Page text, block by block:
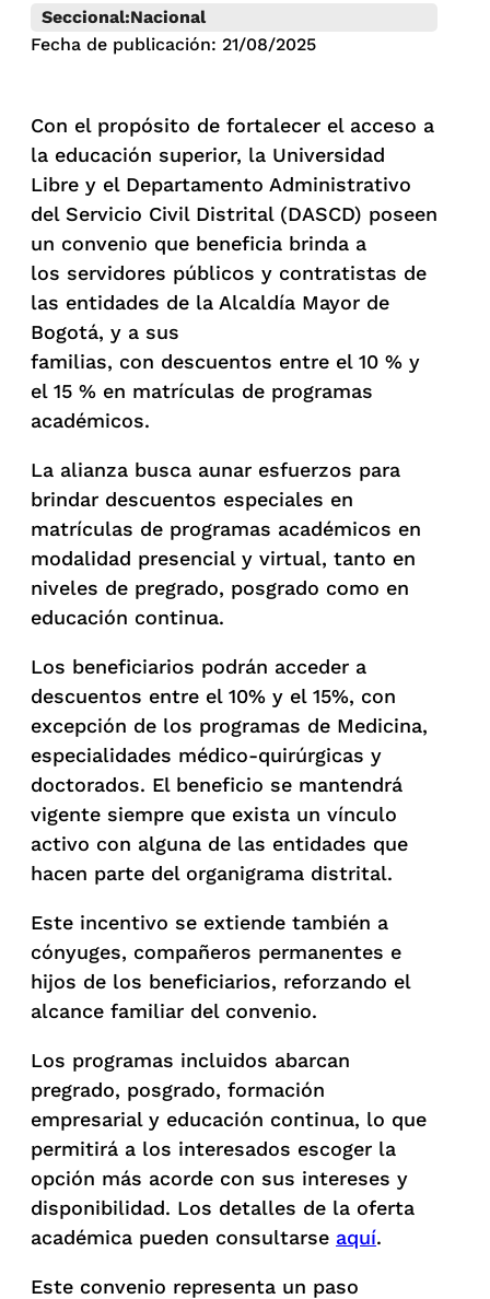
Seccional:Nacional
Fecha de publicación: 21/08/2025
Con el propósito de fortalecer el acceso a
la educación superior, la Universidad
Libre y el Departamento Administrativo
del Servicio Civil Distrital (DASCD) poseen
un convenio que beneficia brinda a
los servidores públicos y contratistas de
las entidades de la Alcaldía Mayor de
Bogotá, y a sus
familias, con descuentos entre el 10 % y
el 15 % en matrículas de programas
académicos.
La alianza busca aunar esfuerzos para
brindar descuentos especiales en
matrículas de programas académicos en
modalidad presencial y virtual, tanto en
niveles de pregrado, posgrado como en
educación continua.
Los beneficiarios podrán acceder a
descuentos entre el 10% y el 15%, con
excepción de los programas de Medicina,
especialidades médico-quirúrgicas y
doctorados. El beneficio se mantendrá
vigente siempre que exista un vínculo
activo con alguna de las entidades que
hacen parte del organigrama distrital.
Este incentivo se extiende también a
cónyuges, compañeros permanentes e
hijos de los beneficiarios, reforzando el
alcance familiar del convenio.
Los programas incluidos abarcan
pregrado, posgrado, formación
empresarial y educación continua, lo que
permitirá a los interesados escoger la
opción más acorde con sus intereses y
disponibilidad. Los detalles de la oferta
académica pueden consultarse aquí.
Este convenio representa un paso